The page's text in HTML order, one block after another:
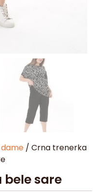
/ Crna trenerka
sare